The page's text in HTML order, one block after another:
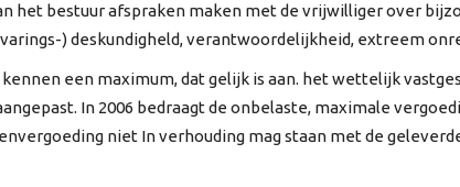
het bestuur afspraken maken met de vrijwilliger over
) deskundigheld, verantwoordelijkheid, extreem
een maximum, dat gelijk is aan. het wettelijk
In 2006 bedraagt de onbelaste, maximale
niet In verhouding mag staan met de